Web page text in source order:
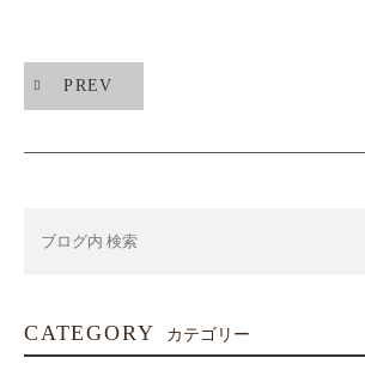
PREV
CATEGORY カテゴリー